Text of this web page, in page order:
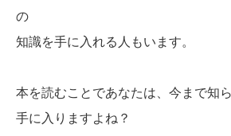
の
知識を手に入れる人もいます。
本を読むことであなたは、今まで知
手に入りますよね？